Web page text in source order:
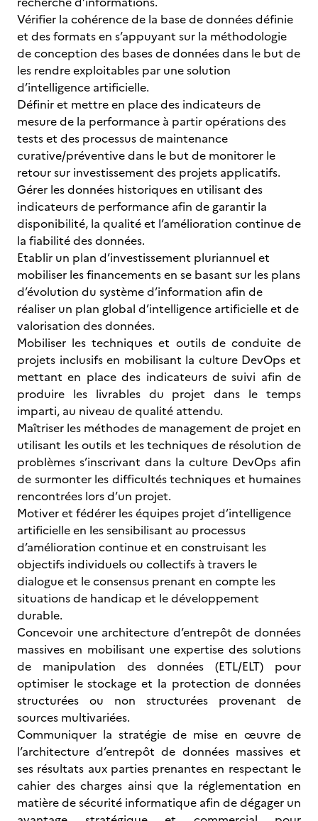
Vérifier la cohérence de la base de données définie
et des formats en s’appuyant sur la méthodologie
de conception des bases de données dans le but de
les rendre exploitables par une solution
d’intelligence artificielle.
Définir et mettre en place des indicateurs de
mesure de la performance à partir opérations des
tests et des processus de maintenance
curative/préventive dans le but de monitorer le
retour sur investissement des projets applicatifs.
Gérer les données historiques en utilisant des
indicateurs de performance afin de garantir la
disponibilité, la qualité et l’amélioration continue de
la fiabilité des données.
Etablir un plan d’investissement pluriannuel et
mobiliser les financements en se basant sur les plans
d’évolution du système d’information afin de
réaliser un plan global d’intelligence artificielle et de
valorisation des données.
Mobiliser les techniques et outils de conduite de
projets inclusifs en mobilisant la culture DevOps et
mettant en place des indicateurs de suivi afin de
produire les livrables du projet dans le temps
imparti, au niveau de qualité attendu.
Maîtriser les méthodes de management de projet en
utilisant les outils et les techniques de résolution de
problèmes s’inscrivant dans la culture DevOps afin
de surmonter les difficultés techniques et humaines
rencontrées lors d’un projet.
Motiver et fédérer les équipes projet d’intelligence
artificielle en les sensibilisant au processus
d’amélioration continue et en construisant les
objectifs individuels ou collectifs à travers le
dialogue et le consensus prenant en compte les
situations de handicap et le développement
durable.
Concevoir une architecture d’entrepôt de données
massives en mobilisant une expertise des solutions
de manipulation des données (ETL/ELT) pour
optimiser le stockage et la protection de données
structurées ou non structurées provenant de
sources multivariées.
Communiquer la stratégie de mise en œuvre de
l’architecture d’entrepôt de données massives et
ses résultats aux parties prenantes en respectant le
cahier des charges ainsi que la réglementation en
matière de sécurité informatique afin de dégager un